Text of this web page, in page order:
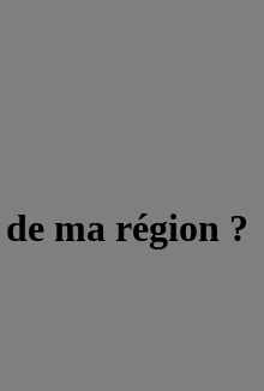
ma région ?